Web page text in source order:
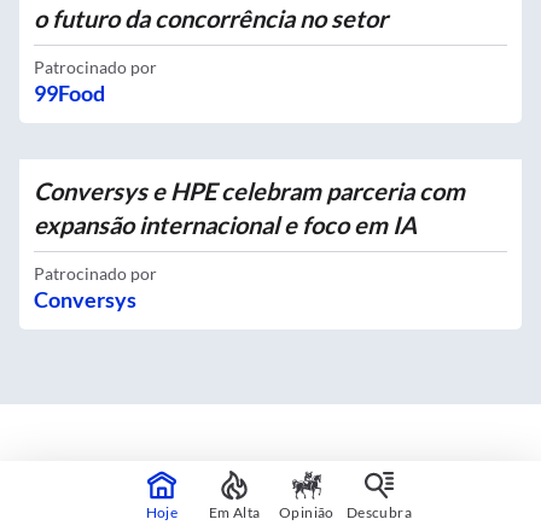
o futuro da concorrência no setor
Patrocinado por
99Food
Conversys e HPE celebram parceria com
expansão internacional e foco em IA
Patrocinado por
Conversys
Mapas interativos
Hoje Em Alta Opinião Descubra